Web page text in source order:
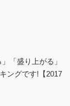
「盛り上がる」
ングです!【2017